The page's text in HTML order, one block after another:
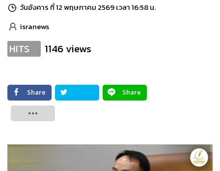
วันอังคาร ที่ 12 พฤษภาคม 2569 เวลา 16:58 น.
isranews
HITS 1146 views
Share
Share